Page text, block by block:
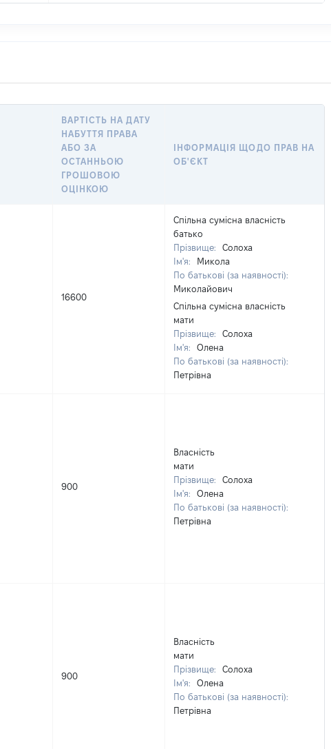
ВАРТІСТЬ НА ДАТУ
НАБУТТЯ ПРАВА
АБО ЗА
ОСТАННЬОЮ
ГРОШОВОЮ
ОЦІНКОЮ
ІНФОРМАЦІЯ ЩОДО ПРАВ НА
ОБ'ЄКТ
16600
Спільна сумісна власність
батько
Прізвище:
Солоха
Ім'я:
Микола
По батькові (за наявності):
Миколайович
Спільна сумісна власність
мати
Прізвище:
Солоха
Ім'я:
Олена
По батькові (за наявності):
Петрівна
900
Власність
мати
Прізвище:
Солоха
Ім'я:
Олена
По батькові (за наявності):
Петрівна
900
Власність
мати
Прізвище:
Солоха
Ім'я:
Олена
По батькові (за наявності):
Петрівна